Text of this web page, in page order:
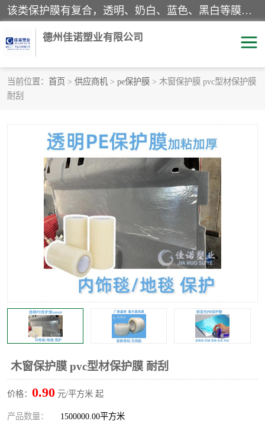
该类保护膜有复合，透明、奶白、蓝色、黑白等膜型。特高粘，高粘，中高粘，中粘，中低粘，低粘等。对于不同的粘力要求有相应的产品相适配。无胶渍残留污染。在较宽的收卷幅度下平整无皱纹，收卷长度大，利于机械化及自动化施工粘贴。为您的产品提供的表面保护解决方案。 产品广泛适用于：铝材、不锈钢、金属、塑料、电子、家电、家具、玻璃、化工材料、装饰材料等。
德州佳诺塑业有限公司
当前位置： 首页 > 供应商机 > pe保护膜 > 木窗保护膜 pvc型材保护膜
耐刮
木窗保护膜 pvc型材保护膜 耐刮
价格： 0.90 元/平方米 起
产品数量： 1500000.00平方米
pe保护膜
地毯保护膜 家具保护膜
拉伸缠绕膜 透明保护膜
黑白保护膜 乳白保护膜
明蓝保护膜 纯黑保护膜
印字保护膜 彩钢板保护膜
不绣钢板保护膜 两边上胶保护膜
不锈钢板保护膜 一次性隔离膜